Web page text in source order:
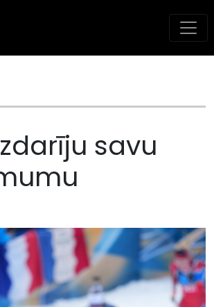
savu